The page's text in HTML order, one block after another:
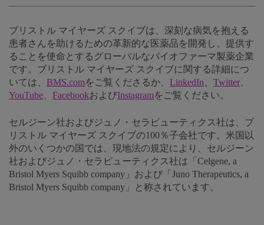
ブリストル マイヤーズ スクイブは、深刻な病気を抱える
患者さんを助けるための革新的な医薬品を開発し、提供す
ることを使命とするグローバルなバイオファーマ製薬企業
です。ブリストル マイヤーズ スクイブに関する詳細につ
いては、 BMS.comをご覧くださるか、 LinkedIn Twitter
YouTube
FacebookおよびInstagramをご覧ください。
セルジーン社およびジュノ・セラピューティクス社は、ブ
リストル マイヤーズ スクイブの100％子会社です。米国以
外のいくつかの国では、現地法の規定により、セルジーン
社およびジュノ・セラピューティクス社は「Celgene, a
Bristol Myers Squibb company」および「Juno Therapeutics, a
Bristol Myers Squibb company」と称されています。